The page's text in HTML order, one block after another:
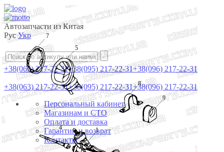
Автозапчасти из Китая
Рус Укр
+38(063) 217-22-31+38(095) 217-22-31+38(096) 217-22-31
+38(063) 217-22-31+38(095) 217-22-31+38(096) 217-22-31
Персональный кабинет
Магазинам и СТО
Оплата и доставка
Гарантии и возврат
Контакты
7
5
8
9
4 1